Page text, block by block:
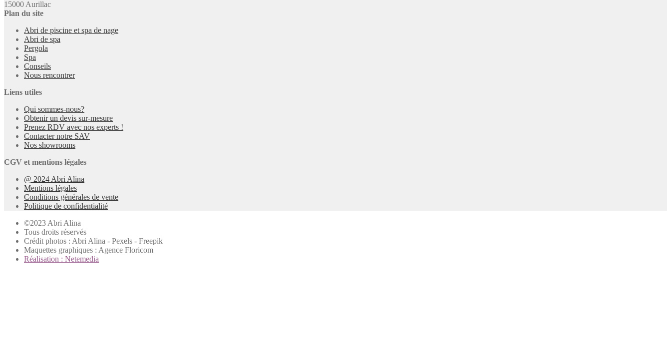
15000 Aurillac
Plan du site
Abri de piscine et spa de nage
Abri de spa
Pergola
Spa
Conseils
Nous rencontrer
Liens utiles
Qui sommes-nous?
Obtenir un devis sur-mesure
Prenez RDV avec nos experts !
Contacter notre SAV
Nos showrooms
CGV et mentions légales
@ 2024 Abri Alina
Mentions légales
Conditions générales de vente
Politique de confidentialité
©2023 Abri Alina
Tous droits réservés
Crédit photos : Abri Alina - Pexels - Freepik
Maquettes graphiques : Agence Floricom
Réalisation : Netemedia